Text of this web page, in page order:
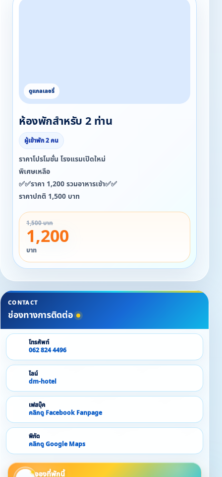
ห้องพักสำหรับ 2 ท่าน
ผู้เข้าพัก 2 คน
ราคาโปรโมชั่น โรงแรมเปิดใหม่
พิเศษเหลือ
✅✅ราคา 1,200 รวมอาหารเช้า✅✅
ราคาปกติ 1,500 บาท
1,500 บาท
1,200
บาท
CONTACT
ช่องทางการติดต่อ
โทรศัพท์
062 824 4496
ไลน์
dm-hotel
เฟสบุ๊ค
คลิกดู Facebook Fanpage
พิกัด
คลิกดู Google Maps
จองที่พักนี้